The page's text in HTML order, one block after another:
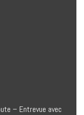
– Entrevue avec